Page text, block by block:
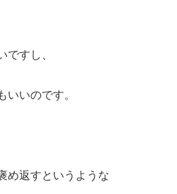
ですし、
いいのです。
め返すというような